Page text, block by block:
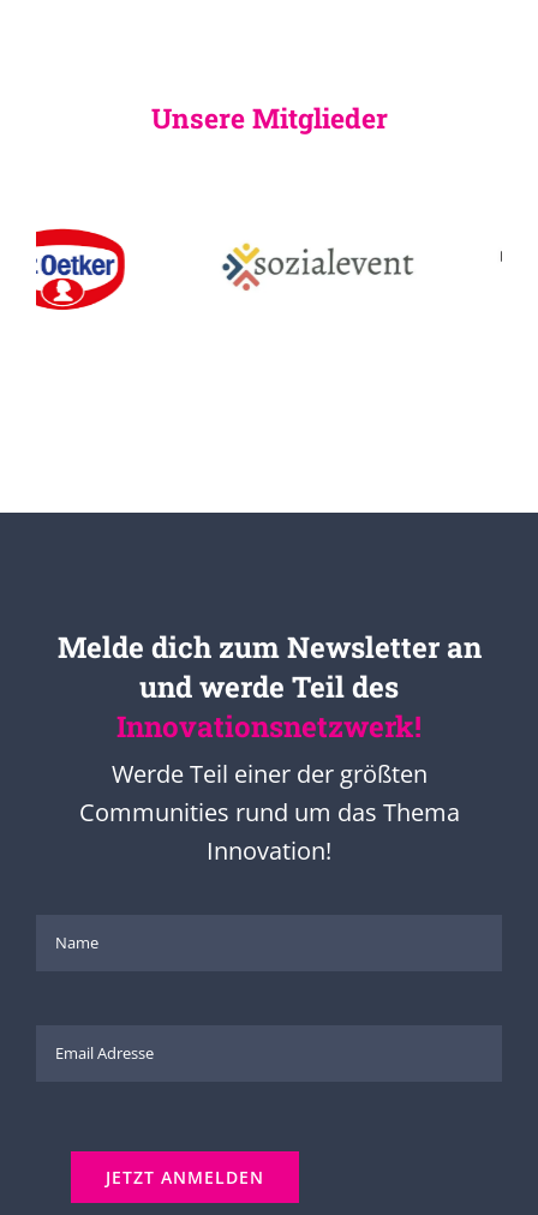
Unsere Mitglieder
Melde dich zum Newsletter an
und werde Teil des
Innovationsnetzwerk!
Werde Teil einer der größten
Communities rund um das Thema
Innovation!